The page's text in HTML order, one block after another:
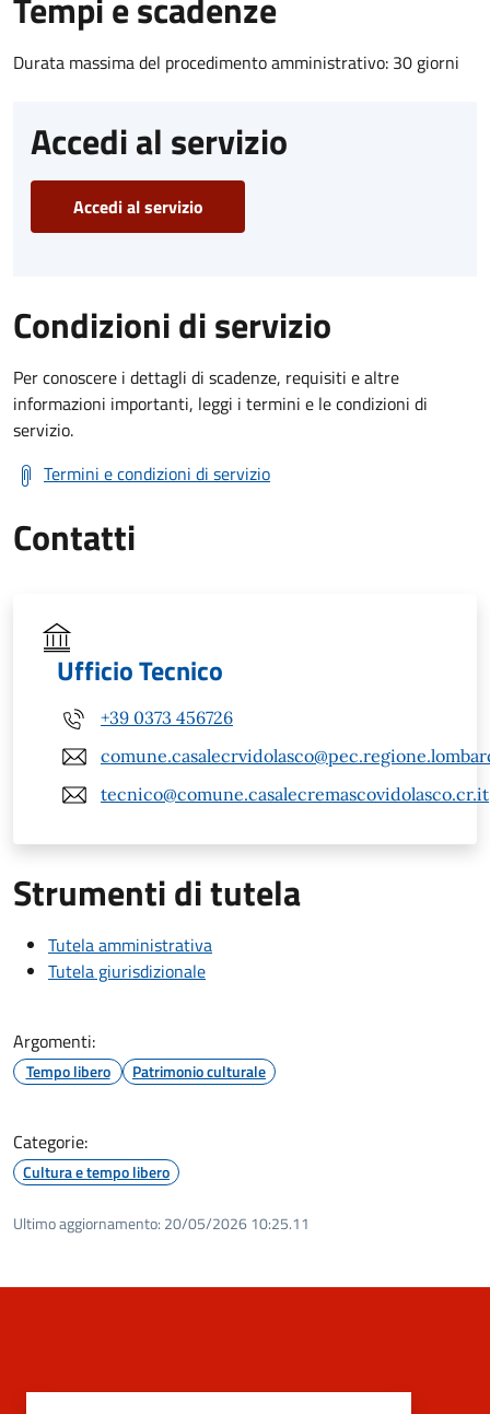
Durata massima del procedimento amministrativo: 30 giorni
Accedi al servizio
Accedi al servizio
Condizioni di servizio
Per conoscere i dettagli di scadenze, requisiti e altre
informazioni importanti, leggi i termini e le condizioni di
servizio.
Termini e condizioni di servizio
Contatti
Ufficio Tecnico
+39 0373 456726
tecnico@comune.casalecremascovidolasco.cr.it
Strumenti di tutela
Tutela amministrativa
Tutela giurisdizionale
Argomenti:
Tempo libero Patrimonio culturale
Categorie:
Cultura e tempo libero
Ultimo aggiornamento: 20/05/2026 10:25.11